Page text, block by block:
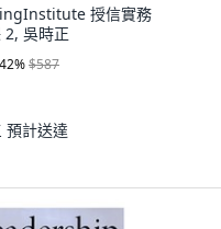
授信實務
2, 吳時正
42%$587
預計送達